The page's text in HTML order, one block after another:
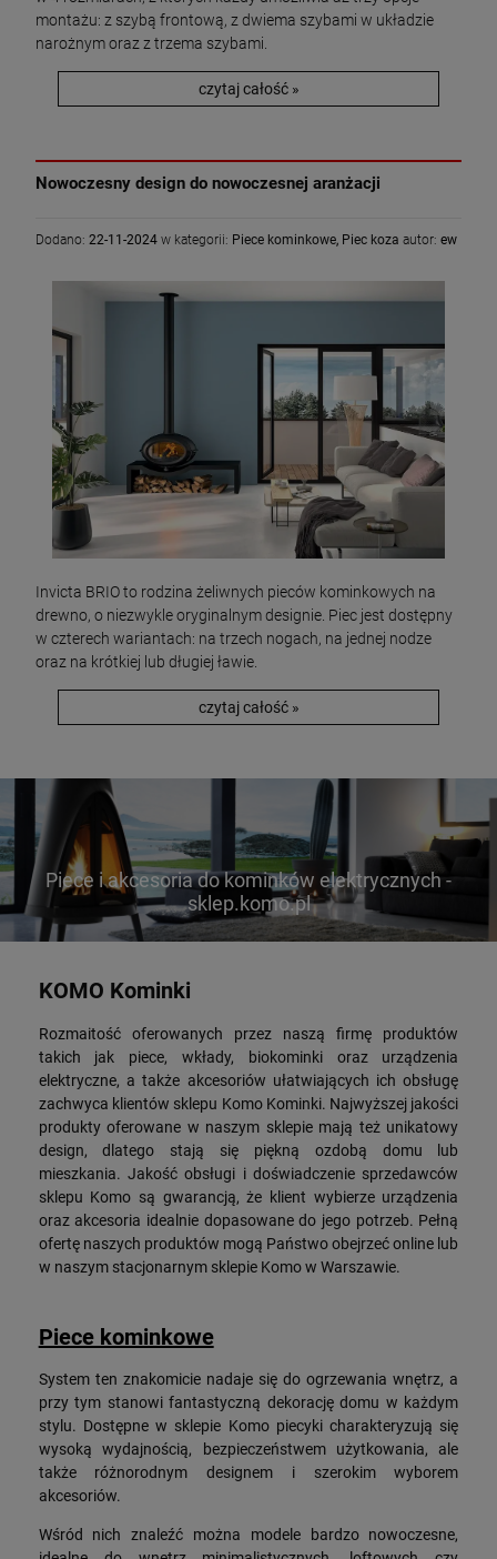
montażu: z szybą frontową, z dwiema szybami w układzie
narożnym oraz z trzema szybami.
czytaj całość »
Nowoczesny design do nowoczesnej aranżacji
Dodano: 22-11-2024 w kategorii: Piece kominkowe, Piec koza autor: ew
Invicta BRIO to rodzina żeliwnych pieców kominkowych na
drewno, o niezwykle oryginalnym designie. Piec jest dostępny
w czterech wariantach: na trzech nogach, na jednej nodze
oraz na krótkiej lub długiej ławie.
czytaj całość »
Piece i akcesoria do kominków elektrycznych -
sklep.komo.pl
KOMO Kominki
Rozmaitość oferowanych przez naszą firmę produktów
takich jak piece, wkłady, biokominki oraz urządzenia
elektryczne, a także akcesoriów ułatwiających ich obsługę
zachwyca klientów sklepu Komo Kominki. Najwyższej jakości
produkty oferowane w naszym sklepie mają też unikatowy
design, dlatego stają się piękną ozdobą domu lub
mieszkania. Jakość obsługi i doświadczenie sprzedawców
sklepu Komo są gwarancją, że klient wybierze urządzenia
oraz akcesoria idealnie dopasowane do jego potrzeb. Pełną
ofertę naszych produktów mogą Państwo obejrzeć online lub
w naszym stacjonarnym sklepie Komo w Warszawie.
Piece kominkowe
System ten znakomicie nadaje się do ogrzewania wnętrz, a
przy tym stanowi fantastyczną dekorację domu w każdym
stylu. Dostępne w sklepie Komo piecyki charakteryzują się
wysoką wydajnością, bezpieczeństwem użytkowania, ale
także różnorodnym designem i szerokim wyborem
akcesoriów.
Wśród nich znaleźć można modele bardzo nowoczesne,